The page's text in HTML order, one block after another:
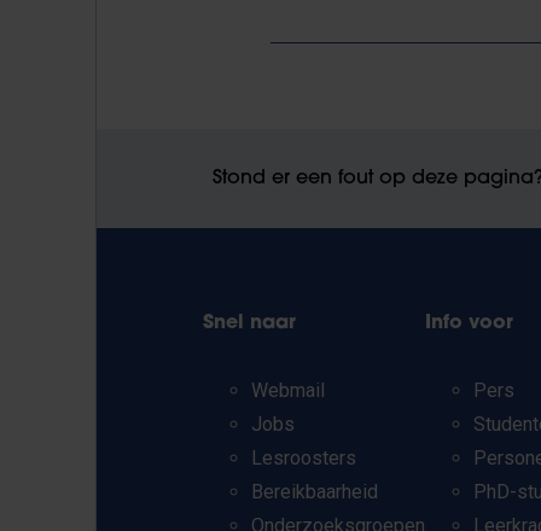
Stond er een fout op deze
Snel naar
Webmail
Jobs
Lesroosters
Bereikbaarheid
Onderzoeksgroepen
Info voor
Pers
PhD-